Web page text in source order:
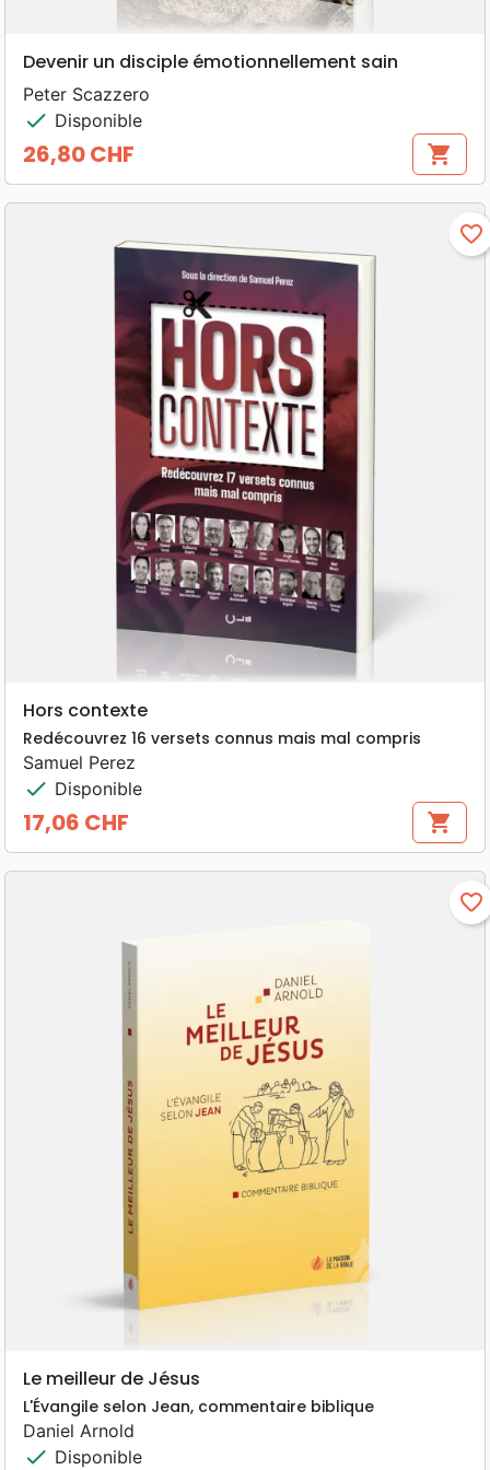
Devenir un disciple émotionnellement sain
Peter Scazzero
check Disponible
Prix
26,80 CHF shopping_cart
favorite_border
Hors contexte
Redécouvrez 16 versets connus mais mal compris
Samuel Perez
check Disponible
Prix
17,06 CHF shopping_cart
favorite_border
Le meilleur de Jésus
L'Évangile selon Jean, commentaire biblique
Daniel Arnold
check Disponible